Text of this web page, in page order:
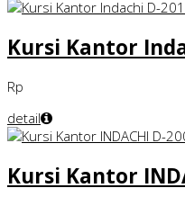
Kursi Kantor
Rp
detail
Kursi Kantor